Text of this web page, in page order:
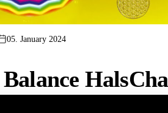
05. January 2024